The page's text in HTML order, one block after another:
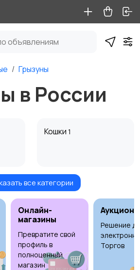
Грызуны
в России
Кошки 1
Грызуны 1
С/х животные 2
все категории
Онлайн-
магазины
Превратите свой
профиль в
полноценный
магазин
Аукционы
Решение
Торгов